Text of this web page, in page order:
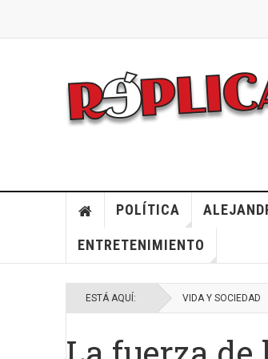
POLÍTICA
ENTRETENIMIENTO
ESTÁ AQUÍ: VIDA Y SOCIEDAD